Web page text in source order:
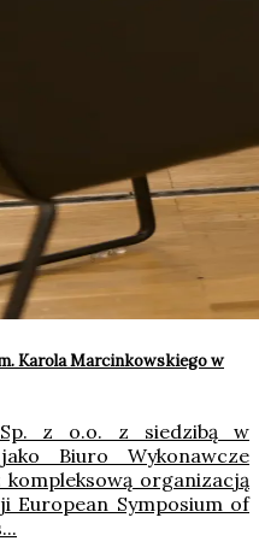
Karola Marcinkowskiego w
z o.o. z siedzibą w
Biuro Wykonawcze
kompleksową organizacją
European Symposium of